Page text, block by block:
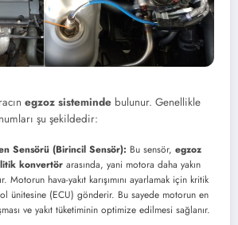
egzoz sisteminde bulunur. Genellikle
şu şekildedir:
Sensörü (Birincil Sensör): Bu sensör, egzoz
konvertör arasında, yani motora daha yakın
Motorun hava-yakıt karışımını ayarlamak için kritik
ünitesine (ECU) gönderir. Bu sayede motorun en
ve yakıt tüketiminin optimize edilmesi sağlanır.